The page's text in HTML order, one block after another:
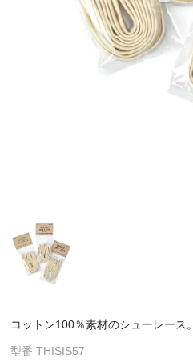
コットン100％素材のシューレース。
型番 THISIS57